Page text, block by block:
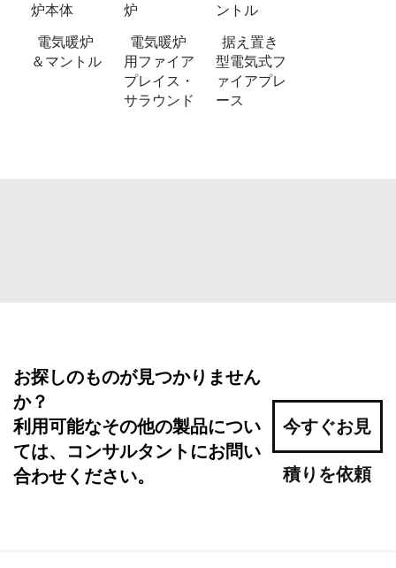
炉本体
炉
ントル
電気暖炉
＆マントル
電気暖炉
用ファイア
プレイス・
サラウンド
据え置き
型電気式フ
ァイアプレ
ース
お探しのものが見つかりません
か？
利用可能なその他の製品につい
ては、コンサルタントにお問い
合わせください。
今すぐお見
積りを依頼